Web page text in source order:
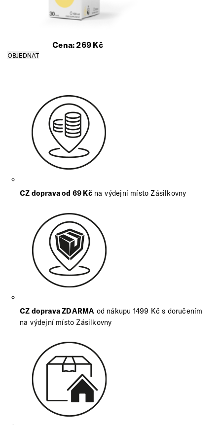
Cena: 269 Kč
CZ doprava od 69 Kčna výdejní místo Zásilkovny
CZ doprava ZDARMA od nákupu 1499 Kč s doručením
na výdejní místo Zásilkovny